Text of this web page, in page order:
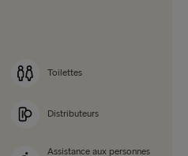
Toilettes
Distributeurs
Assistance aux personnes